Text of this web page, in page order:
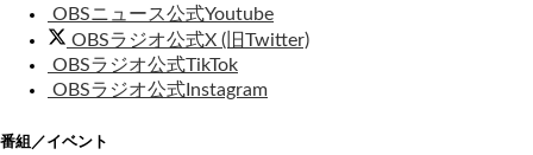
OBSニュース公式Youtube
OBSラジオ公式X (旧Twitter)
OBSラジオ公式TikTok
OBSラジオ公式Instagram
番組／イベント